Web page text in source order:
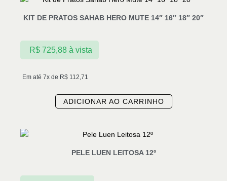
KIT DE PRATOS SAHAB HERO MUTE 14″ 16″ 18″ 20″
Em até 7x de R$ 112,71
R$725,88 à vista
ADICIONAR AO CARRINHO
PELE LUEN LEITOSA 12º